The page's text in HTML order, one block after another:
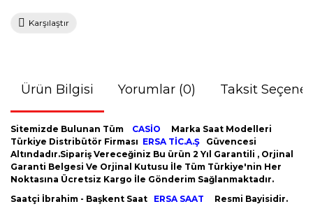
Karşılaştır
Ürün Bilgisi Yorumlar (0) Taksit
Sitemizde Bulunan Tüm CASİO
Marka Saat Modelleri
Türkiye Distribütör Firması ERSA TİC.A.Ş
Güvencesi
Altındadır.Sipariş Vereceğiniz Bu ürün 2 Yıl Garantili , Orjinal
Garanti Belgesi Ve Orjinal Kutusu İle Tüm Türkiye'nin Her
Noktasına Ücretsiz Kargo İle Gönderim Sağlanmaktadır.
Saatçi İbrahim - Başkent Saat ERSA SAAT Resmi Bayisidir.